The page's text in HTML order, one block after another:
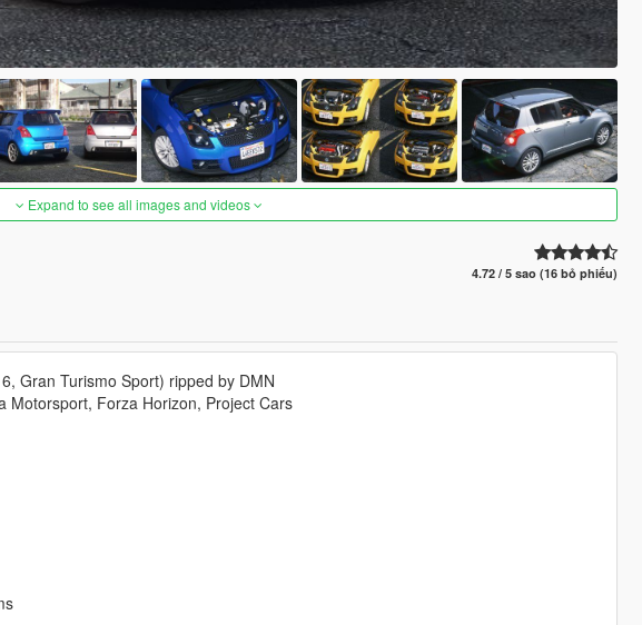
Expand to see all images and videos
4.72 / 5 sao (16 bỏ phiếu)
Gran Turismo Sport) ripped by DMN
Motorsport, Forza Horizon, Project Cars